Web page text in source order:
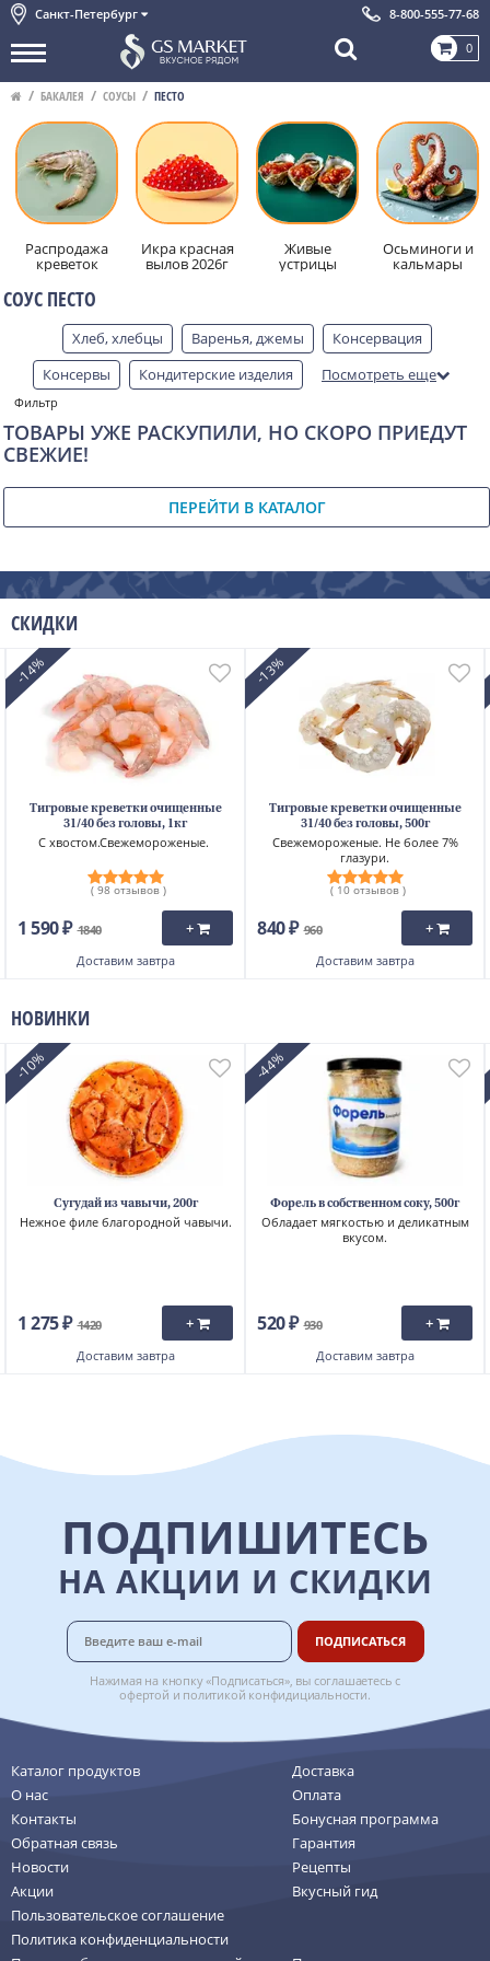
Санкт-Петербург 8-800-555-77-68
0
БАКАЛЕЯ СОУСЫ ПЕСТО
Распродажа
креветок
Икра красная
вылов 2026г
Живые
устрицы
Осьминоги и
кальмары
СОУС ПЕСТО
Фильтр
Хлеб, хлебцы Варенья, джемы
Консервация
Консервы
Кондитерские изделия
Посмотреть еще
Крупы
Макароны, спагетти
Напитки
Орехи, сухофрукты
Продукция из трюфеля
Товары для дома
Соусы
Специи Снеки Чай
ТОВАРЫ УЖЕ РАСКУПИЛИ, НО СКОРО ПРИЕДУТ
СВЕЖИЕ!
ПЕРЕЙТИ В КАТАЛОГ
СКИДКИ
-14%
Тигровые креветки очищенные
31/40 без головы, 1кг
С хвостом.Свежемороженые.
( 98 отзывов )
1 590 ₽ 1840 +
Доставим завтра
-13%
Тигровые креветки очищенные
31/40 без головы, 500г
Свежемороженые. Не более 7%
глазури.
( 10 отзывов )
840 ₽ 960 +
Доставим завтра
НОВИНКИ
-10%
Сугудай из чавычи, 200г
Нежное филе благородной чавычи.
1 275 ₽ 1420 +
Доставим завтра
-44%
Форель в собственном соку, 500г
Обладает мягкостью и деликатным
вкусом.
520 ₽ 930 +
Доставим завтра
ПОДПИШИТЕСЬ
НА АКЦИИ И СКИДКИ
ПОДПИСАТЬСЯ
Нажимая на кнопку «Подписаться», вы соглашаетесь с
офертой и политикой конфидициальности.
Каталог продуктов
О нас
Контакты
Обратная связь
Новости
Акции
Пользовательское соглашение
Политика конфиденциальности
Доставка
Оплата
Бонусная программа
Гарантия
Рецепты
Вкусный гид